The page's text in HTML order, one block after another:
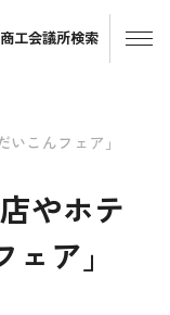
商工会議所検索
こんフェア」
やホテ
ア」